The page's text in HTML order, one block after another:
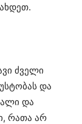
ძველი
და
და
რათა არ